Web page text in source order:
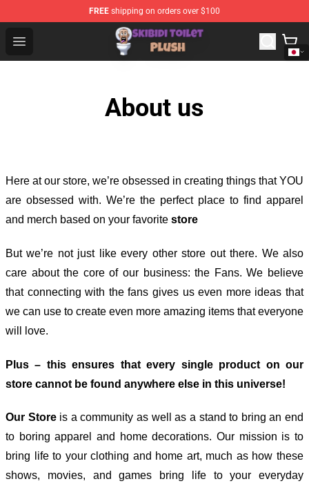
FREE shipping on orders over $100
Open menu
Skibidi Toilet Plush Shop - Official Skibidi Toilet Plush
About us
Here at our store, we’re obsessed in creating things that YOU
are obsessed with. We’re the perfect place to find apparel
and merch based on your favorite store
But we’re not just like every other store out there. We also
care about the core of our business: the Fans. We believe
that connecting with the fans gives us even more ideas that
we can use to create even more amazing items that everyone
will love.
Plus – this ensures that every single product on our
store cannot be found anywhere else in this universe!
Our Storeis a community as well as a stand to bring an end
to boring apparel and home decorations. Our mission is to
bring life to your clothing and home art, much as how these
shows, movies, and games bring life to your everyday